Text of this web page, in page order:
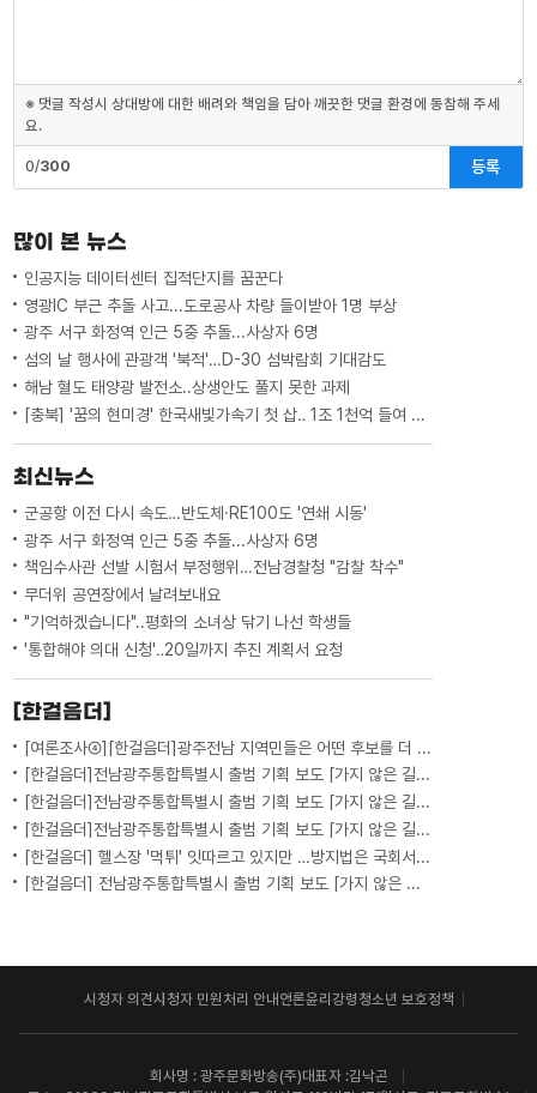
※ 댓글 작성시 상대방에 대한 배려와 책임을 담아 깨끗한 댓글 환경에 동참해 주세
요.
0/300 등록
많이 본 뉴스
인공지능 데이터센터 집적단지를 꿈꾼다
영광IC 부근 추돌 사고...도로공사 차량 들이받아 1명 부상
광주 서구 화정역 인근 5중 추돌...사상자 6명
섬의 날 행사에 관광객 '북적'…D-30 섬박람회 기대감도
해남 혈도 태양광 발전소..상생안도 풀지 못한 과제
[충북] '꿈의 현미경' 한국새빛가속기 첫 삽‥ 1조 1천억 들여 2029년 완공
최신뉴스
군공항 이전 다시 속도…반도체·RE100도 '연쇄 시동'
광주 서구 화정역 인근 5중 추돌...사상자 6명
책임수사관 선발 시험서 부정행위…전남경찰청 "감찰 착수"
무더위 공연장에서 날려보내요
"기억하겠습니다"..평화의 소녀상 닦기 나선 학생들
'통합해야 의대 신청'‥20일까지 추진 계획서 요청
[한걸음더]
[여론조사④][한걸음더]광주전남 지역민들은 어떤 후보를 더 선호할까.. 변수는?
[한걸음더]전남광주통합특별시 출범 기획 보도 [가지 않은 길] 5편 프랑스 헌법에 새긴 '지방 분권'..전남광주 통합 성공 조건은?
[한걸음더]전남광주통합특별시 출범 기획 보도 [가지 않은 길] 4편 프랑스 지역 통합 10년 성적표
[한걸음더]전남광주통합특별시 출범 기획 보도 [가지 않은 길] 3편 프랑스 통합 10년 지났지만..."우린 여전히 알자스인"
[한걸음더] 헬스장 '먹튀' 잇따르고 있지만 …방지법은 국회서 낮잠
[한걸음더] 전남광주통합특별시 출범 기획 보도 [가지 않은 길] 2편 지방이 주도한 투자..'유럽 상위 5개 지역' 도약 비결은?
시청자 의견시청자 민원처리 안내언론윤리강령 청소년 보호정책
회사명 : 광주문화방송(주)대표자 :김낙곤